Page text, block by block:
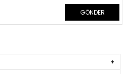
GÖNDER